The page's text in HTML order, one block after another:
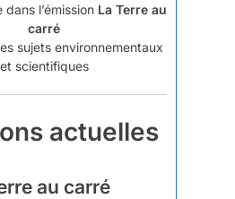
l’émission La Terre au
carré
sujets environnementaux
et scientifiques
actuelles
au carré